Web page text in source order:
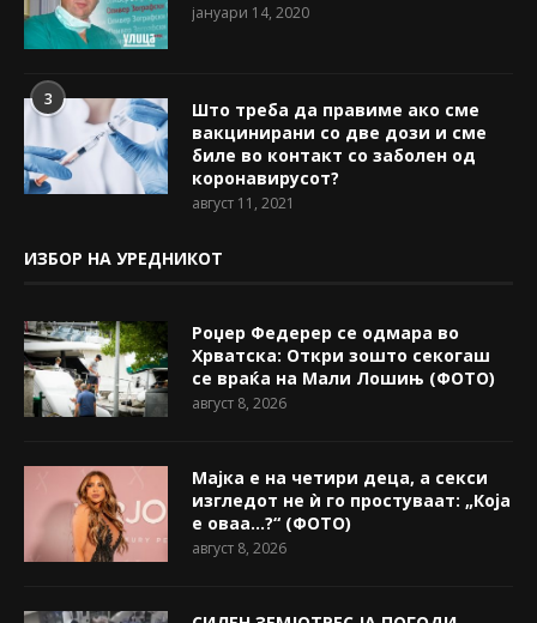
јануари 14, 2020
3
Што треба да правиме ако сме
вакцинирани со две дози и сме
биле во контакт со заболен од
коронавирусот?
август 11, 2021
ИЗБОР НА УРЕДНИКОТ
Роџер Федерер се одмара во
Хрватска: Откри зошто секогаш
се враќа на Мали Лошињ (ФОТО)
август 8, 2026
Мајка е на четири деца, а секси
изгледот не ѝ го простуваат: „Која
е оваа…?“ (ФОТО)
август 8, 2026